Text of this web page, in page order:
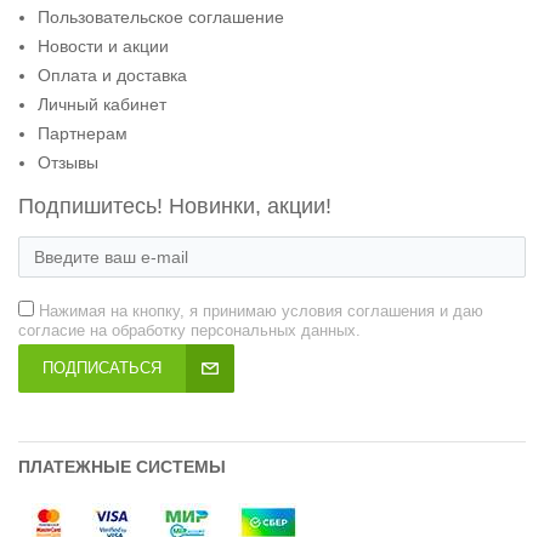
Пользовательское соглашение
Новости и акции
Оплата и доставка
Личный кабинет
Партнерам
Отзывы
Подпишитесь! Новинки, акции!
Нажимая на кнопку, я принимаю условия соглашения и даю
согласие на обработку персональных данных.
ПОДПИСАТЬСЯ
ПЛАТЕЖНЫЕ СИСТЕМЫ